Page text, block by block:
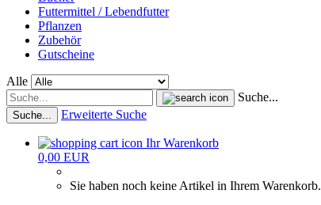
Futtermittel / Lebendfutter
Pflanzen
Zubehör
Gutscheine
Alle
Suche...
Suche... Erweiterte Suche
Ihr Warenkorb
0,00 EUR
Sie haben noch keine Artikel in Ihrem Warenkorb.